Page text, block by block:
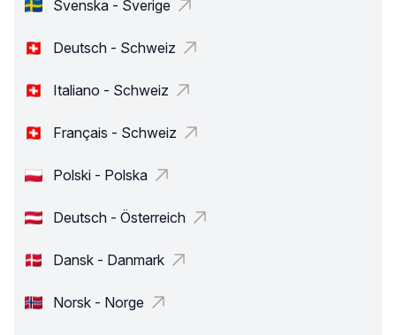
Svenska - Sverige
Deutsch - Schweiz
Italiano - Schweiz
Français - Schweiz
Polski - Polska
Deutsch - Österreich
Dansk - Danmark
Norsk - Norge